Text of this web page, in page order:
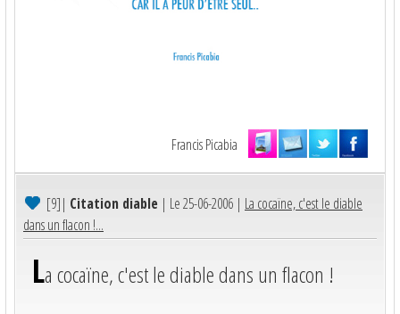
Francis Picabia
[9]| Citation diable | Le 25-06-2006 | La cocaïne, c'est le diable
dans un flacon !...
La cocaïne, c'est le diable dans un flacon !